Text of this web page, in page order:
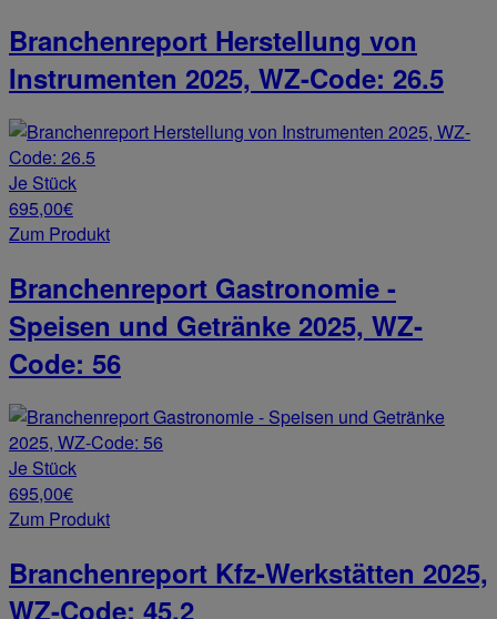
Branchenreport Herstellung von
Instrumenten 2025, WZ-Code: 26.5
Je Stück
695,00€
Zum Produkt
Branchenreport Gastronomie -
Speisen und Getränke 2025, WZ-
Code: 56
Je Stück
695,00€
Zum Produkt
Branchenreport Kfz-Werkstätten 2025,
WZ-Code: 45.2